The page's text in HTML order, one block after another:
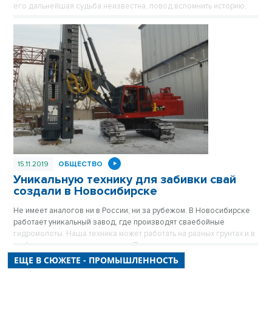
его дальнейшая судьба неизвестна, повод вспомнить историю,
15.11.2019 ОБЩЕСТВО
Уникальную технику для забивки свай
создали в Новосибирске
Не имеет аналогов ни в России, ни за рубежом. В Новосибирске
работает уникальный завод, где производят сваебойные
гидромолоты. Наша техника может работать на разных грунтах и в
любых климатических условиях. При этом стоит дешевле
западной.
ЕЩЕ В СЮЖЕТЕ - ПРОМЫШЛЕННОСТЬ